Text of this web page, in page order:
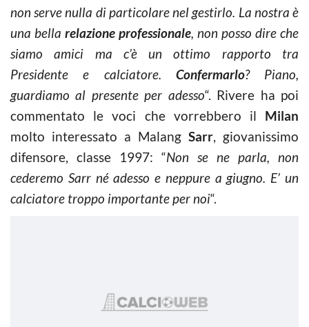
non serve nulla di particolare nel gestirlo. La nostra è
una bella relazione professionale, non posso dire che
siamo amici ma c’è un ottimo rapporto tra
Presidente e calciatore. Confermarlo? Piano,
guardiamo al presente per adesso“. Rivere ha poi
commentato le voci che vorrebbero il Milan
molto interessato a Malang Sarr, giovanissimo
difensore, classe 1997: “Non se ne parla, non
cederemo Sarr né adesso e neppure a giugno. E’ un
calciatore troppo importante per noi“.